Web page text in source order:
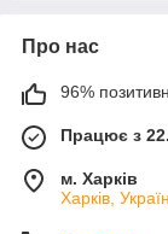
Про нас
96%
Працює з
м. Харків
Харків,